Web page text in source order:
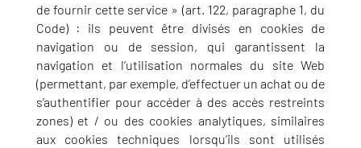
de fournir cette service » (art. 122, paragraphe 1, du
Code) : ils peuvent être divisés en cookies de
navigation ou de session, qui garantissent la
navigation et l’utilisation normales du site Web
(permettant, par exemple, d’effectuer un achat ou de
s’authentifier pour accéder à des accès restreints
zones) et / ou des cookies analytiques, similaires
aux cookies techniques lorsqu’ils sont utilisés